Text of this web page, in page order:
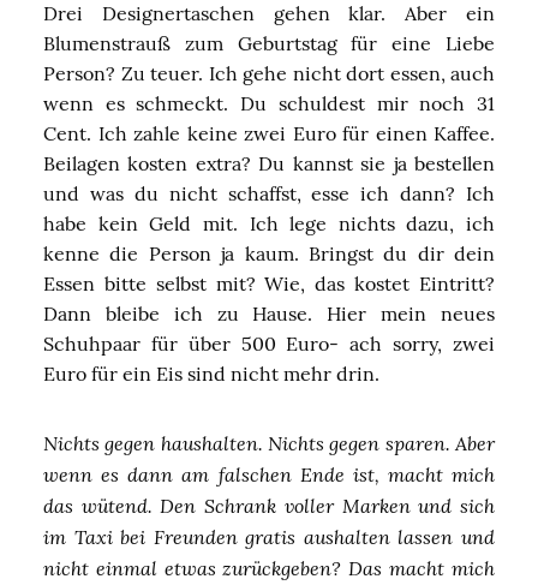
Drei Designertaschen gehen klar. Aber ein
Blumenstrauß zum Geburtstag für eine Liebe
Person? Zu teuer. Ich gehe nicht dort essen, auch
wenn es schmeckt. Du schuldest mir noch 31
Cent. Ich zahle keine zwei Euro für einen Kaffee.
Beilagen kosten extra? Du kannst sie ja bestellen
und was du nicht schaffst, esse ich dann? Ich
habe kein Geld mit. Ich lege nichts dazu, ich
kenne die Person ja kaum. Bringst du dir dein
Essen bitte selbst mit? Wie, das kostet Eintritt?
Dann bleibe ich zu Hause. Hier mein neues
Schuhpaar für über 500 Euro- ach sorry, zwei
Euro für ein Eis sind nicht mehr drin.
Nichts gegen haushalten. Nichts gegen sparen. Aber
wenn es dann am falschen Ende ist, macht mich
das wütend. Den Schrank voller Marken und sich
im Taxi bei Freunden gratis aushalten lassen und
nicht einmal etwas zurückgeben? Das macht mich